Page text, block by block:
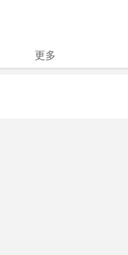
更多